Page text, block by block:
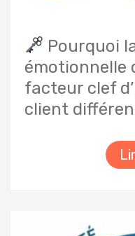
Pourquoi
émotionnelle
facteur clef
client